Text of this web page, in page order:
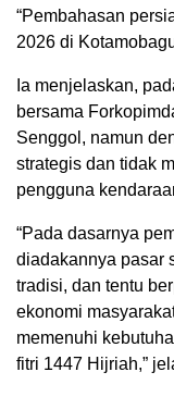
“Pembahasan
2026 di
Ia menjelaskan,
bersama
Senggol, namun
strategis dan tidak
pengguna
“Pada dasarnya
diadakannya pasar
tradisi, dan tentu
ekonomi
memenuhi
fitri 1447 Hijriah,”